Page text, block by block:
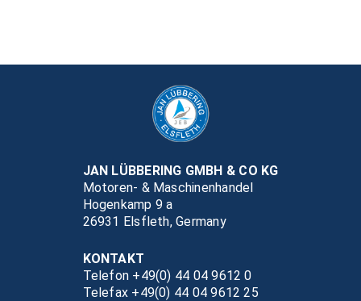
JAN LÜBBERING GMBH & CO KG
Motoren- & Maschinenhandel
Hogenkamp 9 a
26931 Elsfleth, Germany
KONTAKT
Telefon +49(0) 44 04 9612 0
Telefax +49(0) 44 04 9612 25